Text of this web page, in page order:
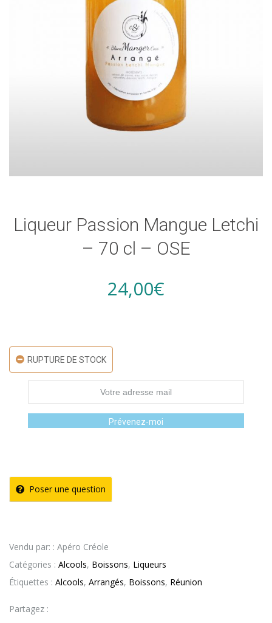
Liqueur Passion Mangue Letchi
– 70 cl – OSE
24,00€
RUPTURE DE STOCK
Prévenez-moi
Poser une question
Vendu par: : Apéro Créole
Catégories : Alcools, Boissons, Liqueurs
Étiquettes : Alcools, Arrangés, Boissons, Réunion
Partagez :